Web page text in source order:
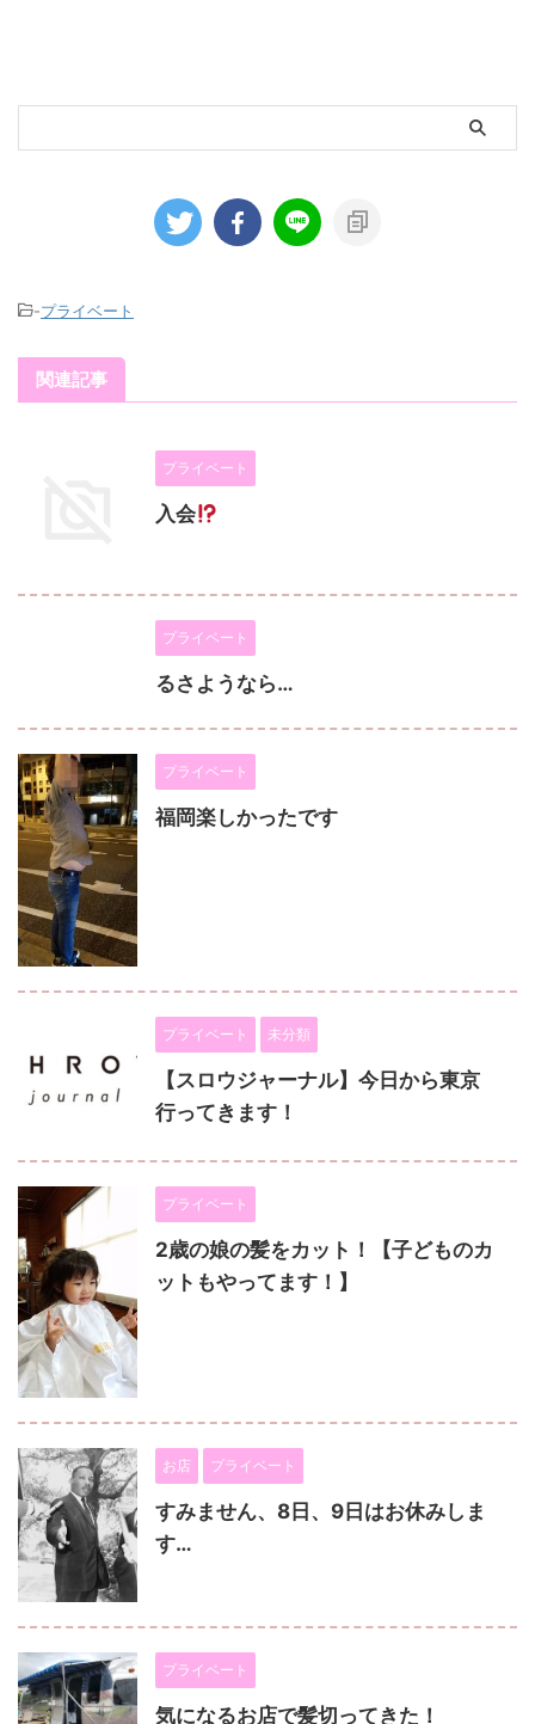
-プライベート
関連記事
プライベート
入会
プライベート
るさようなら…
プライベート
福岡楽しかったです
プライベート 未分類
【スロウジャーナル】今日から東京
行ってきます！
プライベート
2歳の娘の髪をカット！【子どものカ
ットもやってます！】
お店 プライベート
すみません、8日、9日はお休みしま
す…
プライベート
気になるお店で髪切ってきた！